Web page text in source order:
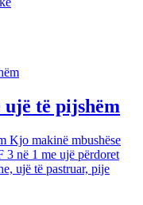
ujë të pijshëm
Kjo makinë mbushëse
3 në 1 me ujë përdoret
ujë të pastruar, pije